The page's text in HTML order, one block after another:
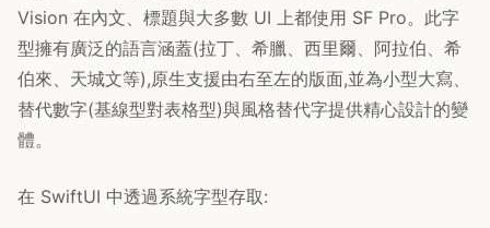
Vision 在內文、標題與大多數 UI 上都使用 SF Pro。此字
型擁有廣泛的語言涵蓋(拉丁、希臘、西里爾、阿拉伯、希
伯來、天城文等),原生支援由右至左的版面,並為小型大寫、
替代數字(基線型對表格型)與風格替代字提供精心設計的變
體。
在 SwiftUI 中透過系統字型存取: